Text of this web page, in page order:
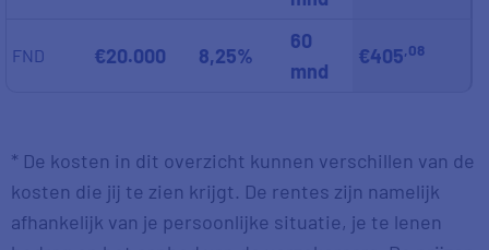
FND €20.000 8,25%
60
mnd
€405,08
* De kosten in dit overzicht kunnen verschillen van de
kosten die jij te zien krijgt. De rentes zijn namelijk
afhankelijk van je persoonlijke situatie, je te lenen